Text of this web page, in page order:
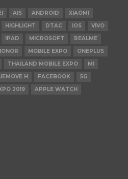
AIS ANDROID
XIAOMI
HIGHLIGHT DTAC IOS
VIVO
IPAD MICROSOFT
REALME
MOBILE EXPO
ONEPLUS
THAILAND MOBILE EXPO
MI
H FACEBOOK
5G
2019
APPLE WATCH